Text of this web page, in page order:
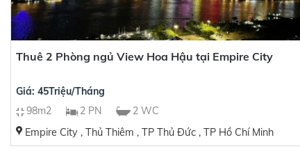
Thuê 2 Phòng ngủ View Hoa Hậu tại Empire City
Giá: 45Triệu/Tháng
98m2
2 PN
2 WC
Empire City , Thủ Thiêm , TP Thủ Đức , TP Hồ Chí Minh